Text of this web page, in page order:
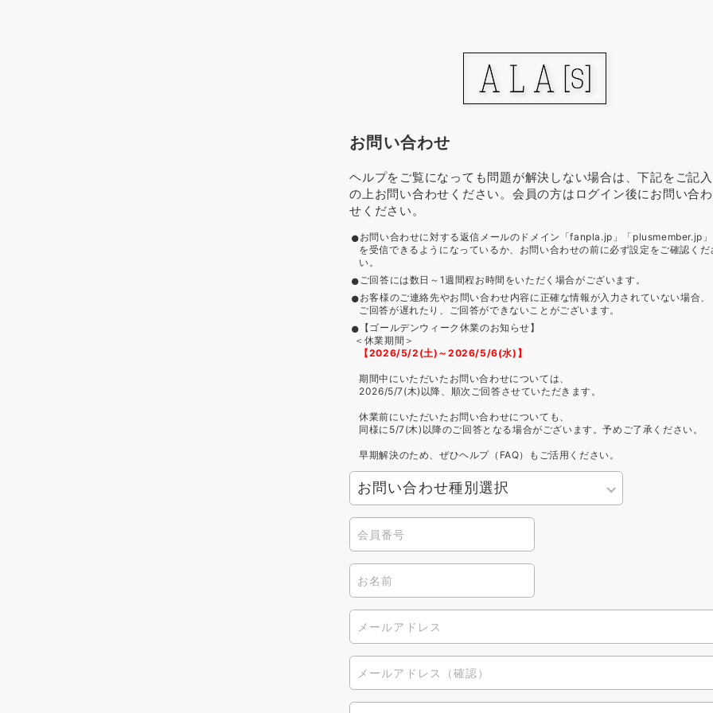
お問い合わせ
ヘルプをご覧になっても問題が解決しない場合は、下記をご記入
の上お問い合わせください。会員の方はログイン後にお問い合わ
せください。
お問い合わせに対する返信メールのドメイン「fanpla.jp」「plusmember.jp」
を受信できるようになっているか、お問い合わせの前に必ず設定をご確認くだ
い。
ご回答には数日～1週間程お時間をいただく場合がございます。
お客様のご連絡先やお問い合わせ内容に正確な情報が入力されていない場合、
ご回答が遅れたり、ご回答ができないことがございます。
【ゴールデンウィーク休業のお知らせ】
＜休業期間＞
【2026/5/2(土)～2026/5/6(水)】
期間中にいただいたお問い合わせについては、
2026/5/7(木)以降、順次ご回答させていただきます。
休業前にいただいたお問い合わせについても、
同様に5/7(木)以降のご回答となる場合がございます。予めご了承ください。
早期解決のため、ぜひヘルプ（FAQ）もご活用ください。